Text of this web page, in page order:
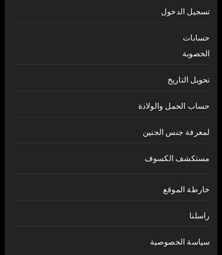
تسجيل الدخول
حسابات
الخصوبة
تحويل التاريخ
حساب الحمل والولادة
لمعرفة جنس الجنين
مستكشف الكسوف
خارطة الموقع
راسلنا
سياسة الخصوصية